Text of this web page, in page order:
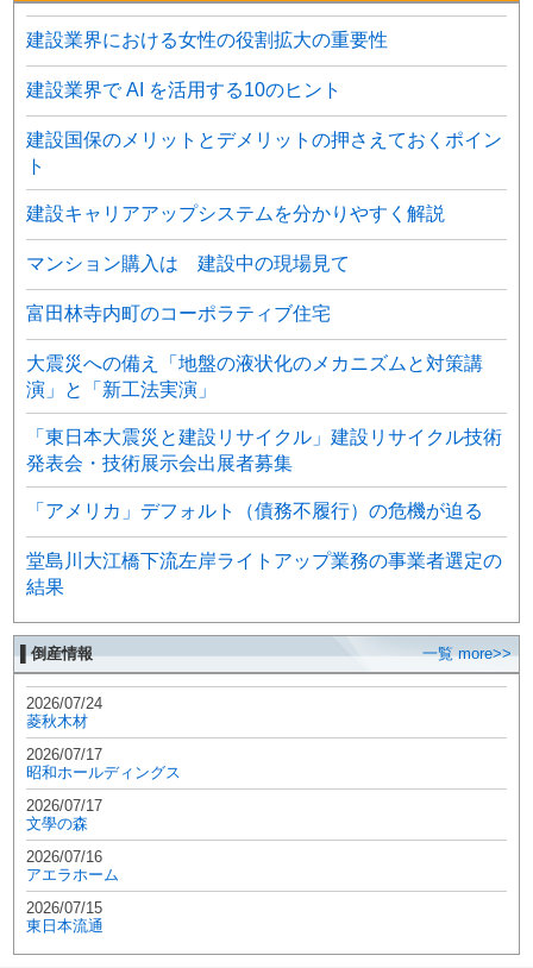
建設業界における女性の役割拡大の重要性
建設業界で AI を活用する10のヒント
建設国保のメリットとデメリットの押さえておくポイン
ト
建設キャリアアップシステムを分かりやすく解説
マンション購入は 建設中の現場見て
富田林寺内町のコーポラティブ住宅
大震災への備え「地盤の液状化のメカニズムと対策講
演」と「新工法実演」
「東日本大震災と建設リサイクル」建設リサイクル技術
発表会・技術展示会出展者募集
「アメリカ」デフォルト（債務不履行）の危機が迫る
堂島川大江橋下流左岸ライトアップ業務の事業者選定の
結果
▌倒産情報 一覧 more>>
2026/07/24
菱秋木材
2026/07/17
昭和ホールディングス
2026/07/17
文學の森
2026/07/16
アエラホーム
2026/07/15
東日本流通